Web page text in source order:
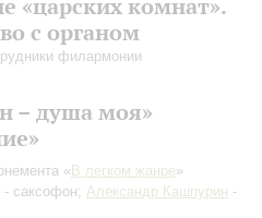
«царских комнат».
с органом
филармонии
– душа моя»
« В легком жанре»
- саксофон; Александр Кашпурин -